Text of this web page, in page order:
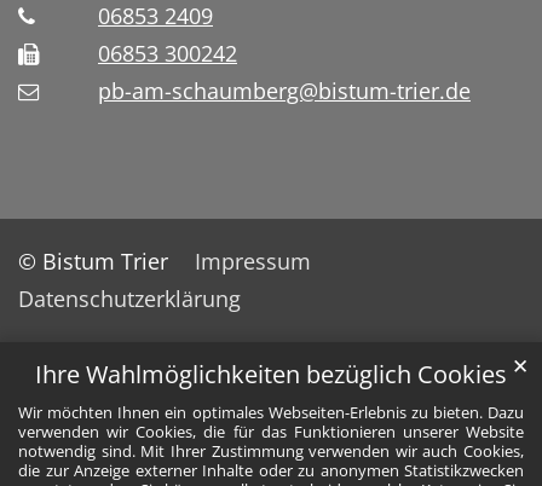
Ihre Wahlmöglichkeiten bezüglich Cookies
Wir möchten Ihnen ein optimales Webseiten-Erlebnis zu bieten. Dazu
verwenden wir Cookies, die für das Funktionieren unserer Website
notwendig sind. Mit Ihrer Zustimmung verwenden wir auch Cookies,
die zur Anzeige externer Inhalte oder zu anonymen Statistikzwecken
✕
06853 2409
06853 300242
pb-am-schaumberg@bistum-trier.de
© Bistum Trier
Impressum
Datenschutzerklärung